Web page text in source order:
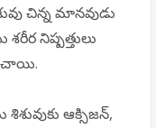
చిన్న మానవుడు
నిష్పత్తులు
ఆక్సిజన్,